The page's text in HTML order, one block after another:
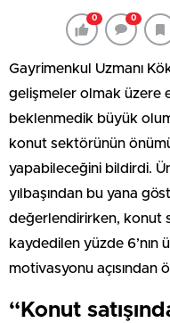
0 0
Gayrimenkul Uzmanı
gelişmeler olmak üzere
beklenmedik büyük
konut sektörünün
yapabileceğini bildirdi.
yılbaşından bu yana
değerlendirirken, konut
kaydedilen yüzde 6’nın
motivasyonu açısından
“Konut